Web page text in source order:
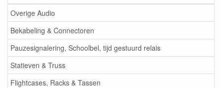
Overige Audio
Bekabeling & Connectoren
Pauzesignalering, Schoolbel, tijd gestuurd relais
Statieven & Truss
Flightcases, Racks & Tassen